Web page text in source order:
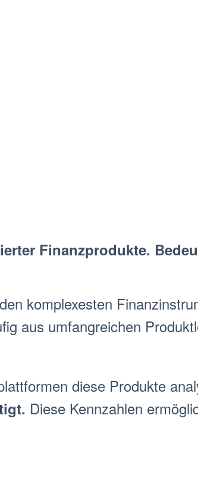
Finanzprodukte.
komplexesten
aus umfangreichen
diese Produkte
Diese Kennzahlen